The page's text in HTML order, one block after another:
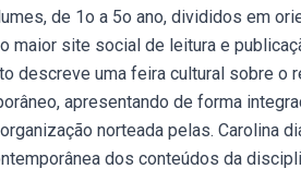
de 1o a 5o ano, divididos em
maior site social de leitura e
descreve uma feira cultural sobre o
apresentando de forma
norteada pelas. Carolina
dos conteúdos da